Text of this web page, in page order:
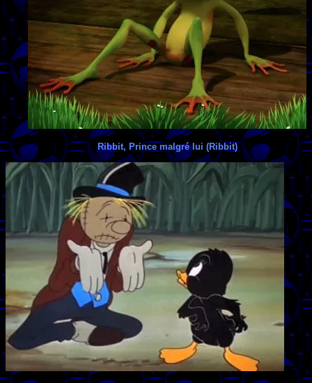
Ribbit, Prince malgré lui (Ribbit)